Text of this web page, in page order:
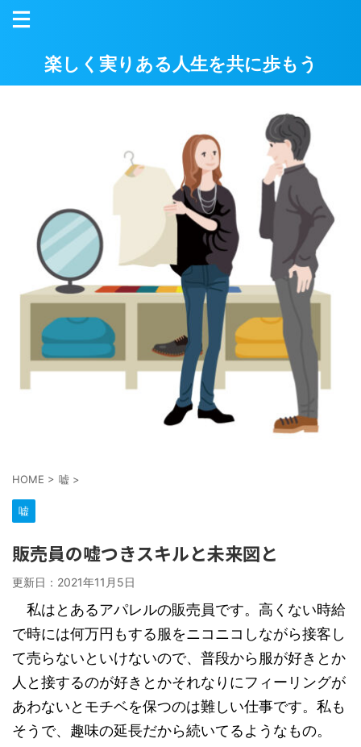
楽しく実りある人生を共に歩もう
HOME > 嘘 >
嘘
販売員の嘘つきスキルと未来図と
更新日： 2021年11月5日
私はとあるアパレルの販売員です。高くない時給
で時には何万円もする服をニコニコしながら接客し
て売らないといけないので、普段から服が好きとか
人と接するのが好きとかそれなりにフィーリングが
あわないとモチベを保つのは難しい仕事です。私も
そうで、趣味の延長だから続いてるようなもの。